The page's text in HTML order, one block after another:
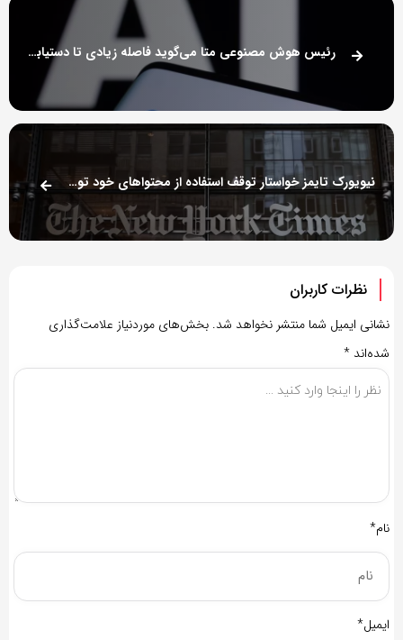
رئیس هوش مصنوعی متا می‌گوید فاصله زیادی تا دستیابی به مدل AI‌ هم‌سطح انسان داریم
نیویورک تایمز خواستار توقف استفاده از محتواهای خود توسط Perplexity شد
نظرات کاربران
نشانی ایمیل شما منتشر نخواهد شد. بخش‌های موردنیاز علامت‌گذاری
شده‌اند *
نام*
ایمیل*